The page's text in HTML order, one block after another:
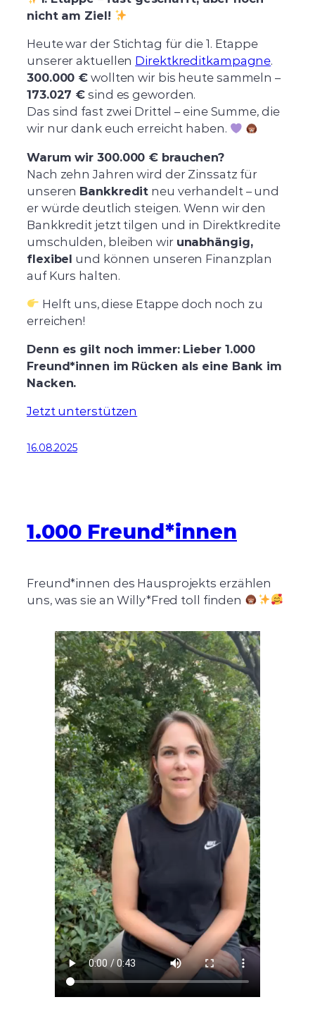
nicht am Ziel!
Heute war der Stichtag für die 1. Etappe
unserer aktuellen Direktkreditkampagne.
300.000 € wollten wir bis heute sammeln –
173.027 € sind es geworden.
Das sind fast zwei Drittel – eine Summe, die
wir nur dank euch erreicht haben.
Warum wir 300.000 € brauchen?
Nach zehn Jahren wird der Zinssatz für
unseren Bankkredit neu verhandelt – und
er würde deutlich steigen. Wenn wir den
Bankkredit jetzt tilgen und in Direktkredite
umschulden, bleiben wir unabhängig,
flexibel und können unseren Finanzplan
auf Kurs halten.
Helft uns, diese Etappe doch noch zu
erreichen!
Denn es gilt noch immer: Lieber 1.000
Freund*innen im Rücken als eine Bank im
Nacken.
Jetzt unterstützen
16.08.2025
1.000 Freund*innen
Freund*innen des Hausprojekts erzählen
uns, was sie an Willy*Fred toll finden